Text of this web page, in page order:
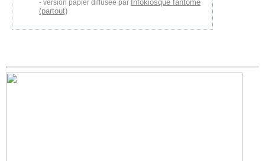
version papier diffusée par Infokiosque fantôme
(partout)